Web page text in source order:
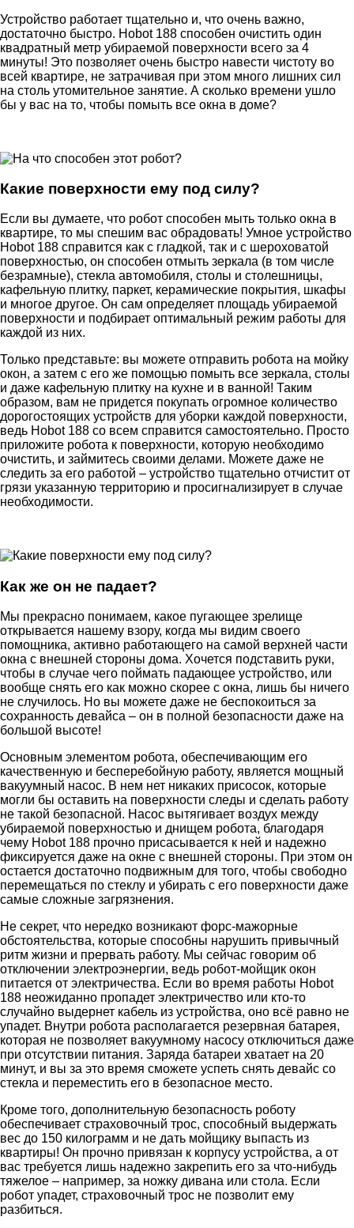
Устройство работает тщательно и, что очень важно,
достаточно быстро. Hobot 188 способен очистить один
квадратный метр убираемой поверхности всего за 4
минуты! Это позволяет очень быстро навести чистоту во
всей квартире, не затрачивая при этом много лишних сил
на столь утомительное занятие. А сколько времени ушло
бы у вас на то, чтобы помыть все окна в доме?
Какие поверхности ему под силу?
Если вы думаете, что робот способен мыть только окна в
квартире, то мы спешим вас обрадовать! Умное устройство
Hobot 188 справится как с гладкой, так и с шероховатой
поверхностью, он способен отмыть зеркала (в том числе
безрамные), стекла автомобиля, столы и столешницы,
кафельную плитку, паркет, керамические покрытия, шкафы
и многое другое. Он сам определяет площадь убираемой
поверхности и подбирает оптимальный режим работы для
каждой из них.
Только представьте: вы можете отправить робота на мойку
окон, а затем с его же помощью помыть все зеркала, столы
и даже кафельную плитку на кухне и в ванной! Таким
образом, вам не придется покупать огромное количество
дорогостоящих устройств для уборки каждой поверхности,
ведь Hobot 188 со всем справится самостоятельно. Просто
приложите робота к поверхности, которую необходимо
очистить, и займитесь своими делами. Можете даже не
следить за его работой – устройство тщательно отчистит от
грязи указанную территорию и просигнализирует в случае
необходимости.
Как же он не падает?
Мы прекрасно понимаем, какое пугающее зрелище
открывается нашему взору, когда мы видим своего
помощника, активно работающего на самой верхней части
окна с внешней стороны дома. Хочется подставить руки,
чтобы в случае чего поймать падающее устройство, или
вообще снять его как можно скорее с окна, лишь бы ничего
не случилось. Но вы можете даже не беспокоиться за
сохранность девайса – он в полной безопасности даже на
большой высоте!
Основным элементом робота, обеспечивающим его
качественную и бесперебойную работу, является мощный
вакуумный насос. В нем нет никаких присосок, которые
могли бы оставить на поверхности следы и сделать работу
не такой безопасной. Насос вытягивает воздух между
убираемой поверхностью и днищем робота, благодаря
чему Hobot 188 прочно присасывается к ней и надежно
фиксируется даже на окне с внешней стороны. При этом он
остается достаточно подвижным для того, чтобы свободно
перемещаться по стеклу и убирать с его поверхности даже
самые сложные загрязнения.
Не секрет, что нередко возникают форс-мажорные
обстоятельства, которые способны нарушить привычный
ритм жизни и прервать работу. Мы сейчас говорим об
отключении электроэнергии, ведь робот-мойщик окон
питается от электричества. Если во время работы Hobot
188 неожиданно пропадет электричество или кто-то
случайно выдернет кабель из устройства, оно всё равно не
упадет. Внутри робота располагается резервная батарея,
которая не позволяет вакуумному насосу отключиться даже
при отсутствии питания. Заряда батареи хватает на 20
минут, и вы за это время сможете успеть снять девайс со
стекла и переместить его в безопасное место.
Кроме того, дополнительную безопасность роботу
обеспечивает страховочный трос, способный выдержать
вес до 150 килограмм и не дать мойщику выпасть из
квартиры! Он прочно привязан к корпусу устройства, а от
вас требуется лишь надежно закрепить его за что-нибудь
тяжелое – например, за ножку дивана или стола. Если
робот упадет, страховочный трос не позволит ему
разбиться.